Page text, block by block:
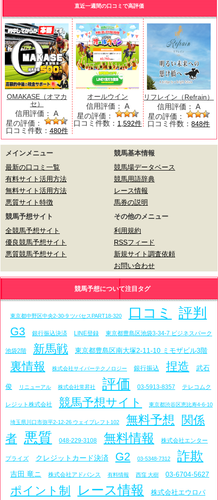
直近一週間の口コミで高評価
OMAKASE（オマカ
セ）
信用評価： A
星の評価：
口コミ件数： 480件
オールウイン
信用評価： A
星の評価：
口コミ件数： 1,592件
リフレイン（Refrain）
信用評価： A
星の評価：
口コミ件数：848件
メインメニュー
最新の口コミ一覧
有料サイト活用方法
無料サイト活用方法
悪質サイト特徴
競馬基本情報
競馬場データベース
競馬用語辞典
レース情報
馬券の説明
競馬予想サイト
全競馬予想サイト
優良競馬予想サイト
悪質競馬予想サイト
その他のメニュー
利用規約
RSSフィード
新規サイト調査依頼
お問い合わせ
競馬予想について注目タグ
東京都中野区中央2-30-9 ツバセスPART18-320 口コミ 評判
G3 銀行振込決済 LINE登録 東京都豊島区池袋3-34-7 ビジネスパーク
池袋2階 新馬戦 東京都豊島区南大塚2-11-10 ミモザビル3階
裏情報 株式会社サイバーテクノロジー 銀行振込 捏造 武石
俊 リニューアル 株式会社常昇社 評価 03-5913-8357 テレコムク
レジット株式会社 競馬予想サイト 東京都渋谷区恵比寿4-6-10
埼玉県川口市弥平2-12-26 ウェイブレフト102 無料予想
関係
者 悪質 048-229-3108 無料情報 株式会社エンター
プライズ クレジットカード決済 G2 03-5348-7312 詐欺
吉田 竜ニ 株式会社アドバンス 有料情報 西窪 大樹 03-6704-5627
ポイント制 レース情報 株式会社エウロパ